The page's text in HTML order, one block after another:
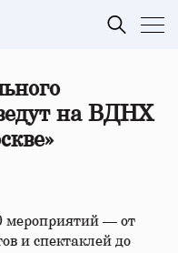
на ВДНХ
мероприятий — от
и спектаклей до